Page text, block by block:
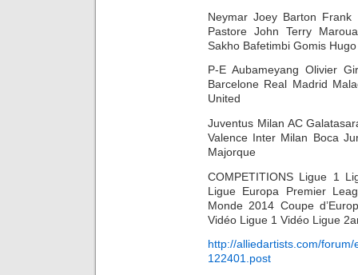
Neymar Joey Barton Frank
Pastore John Terry
Sakho Bafetimbi Gomis
P-E Aubameyang Olivier
Barcelone Real Madrid
United
Juventus Milan AC
Valence Inter Milan Boca
Majorque
COMPETITIONS Ligue 1
Ligue Europa Premier
Monde 2014 Coupe
Vidéo Ligue 1 Vidéo Ligue
http://alliedartists.com/
122401.post